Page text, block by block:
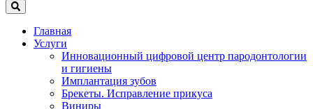
Главная
Услуги
Инновационный цифровой центр пародонтологии
и гигиены
Имплантация зубов
Брекеты. Исправление прикуса
Виниры